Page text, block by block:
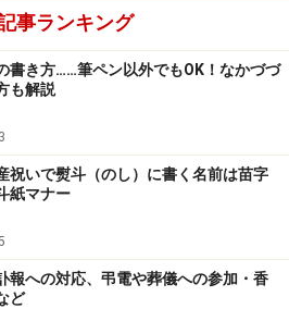
装マナーのポイントをお伝えし
と式に品格と華やかさが演出で
んより目立たないこと。着物や
の結び方が派手にならないよう
のあなたなら、着慣れないに和
もちろんOK。親戚は和装でと言
事ランキング
書き方……筆ペン以外でもOK！なかづづ
も解説
祝いで熨斗（のし）に書く名前は苗字
紙マナー
報への対応、弔電や葬儀への参加・香
ど